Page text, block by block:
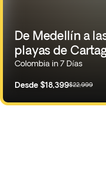
De Medellín a
playas de
Colombia in 7 Días
Desde $18,399$22,999